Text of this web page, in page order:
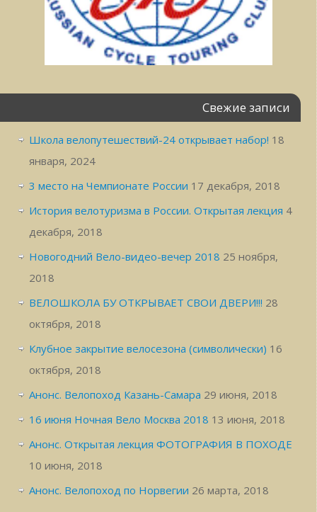
Свежие записи
Школа велопутешествий-24 открывает набор! 18
января, 2024
3 место на Чемпионате России 17 декабря, 2018
История велотуризма в России. Открытая лекция 4
декабря, 2018
Новогодний Вело-видео-вечер 2018 25 ноября,
2018
ВЕЛОШКОЛА БУ ОТКРЫВАЕТ СВОИ ДВЕРИ!!! 28
октября, 2018
Клубное закрытие велосезона (символически) 16
октября, 2018
Анонс. Велопоход Казань-Самара 29 июня, 2018
16 июня Ночная Вело Москва 2018 13 июня, 2018
Анонс. Открытая лекция ФОТОГРАФИЯ В ПОХОДЕ
10 июня, 2018
Анонс. Велопоход по Норвегии 26 марта, 2018